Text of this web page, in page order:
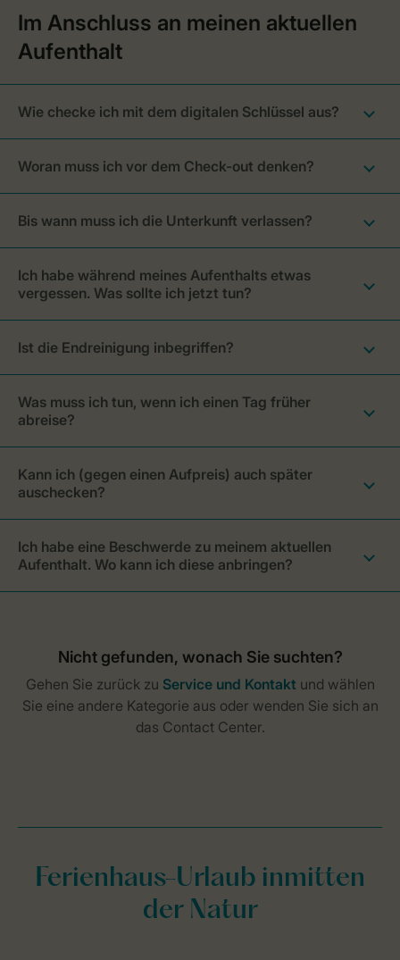
Wie checke ich mit dem digitalen Schlüssel aus?
Woran muss ich vor dem Check-out denken?
Bis wann muss ich die Unterkunft verlassen?
Ich habe während meines Aufenthalts etwas
vergessen. Was sollte ich jetzt tun?
Ist die Endreinigung inbegriffen?
Was muss ich tun, wenn ich einen Tag früher
abreise?
Kann ich (gegen einen Aufpreis) auch später
auschecken?
Ich habe eine Beschwerde zu meinem aktuellen
Aufenthalt. Wo kann ich diese anbringen?
Ferienhaus-Urlaub inmitten
der Natur